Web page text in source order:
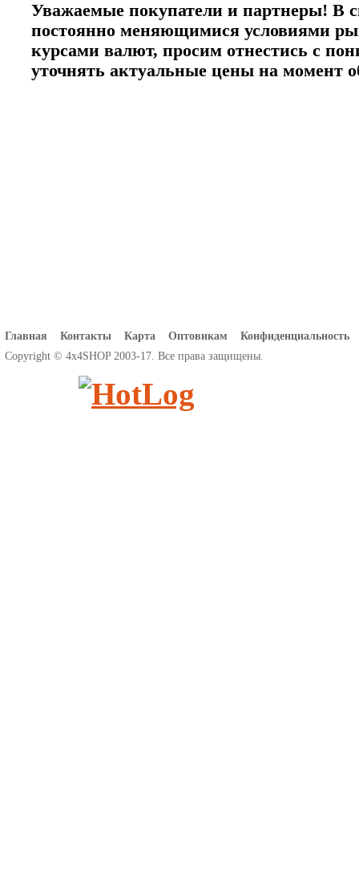
Уважаемые покупатели и партнеры! В
постоянно меняющимися условиями
курсами валют, просим отнестись с
уточнять актуальные цены на момент
Главная Контакты Карта Оптовикам
Конфиденциальность
Copyright © 4x4SHOP 2003-17. Все права защищены.